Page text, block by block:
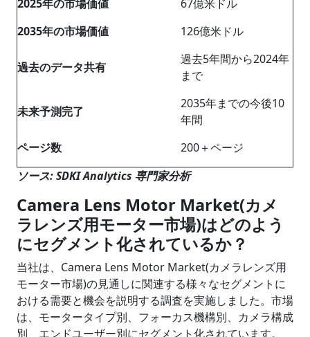
2025年の市場価値
67億米ドル
2035年の市場価値
126億米ドル
過去のデータ共有
過去5年間から2024年
まで
未来予測完了
2035年までの今後10
年間
ページ数
200＋ページ
ソース: SDKI Analytics 専門家分析
Camera Lens Motor Market(カメ
ラレンズ用モーター市場)はどのよう
にセグメント化されているか？
当社は、Camera Lens Motor Market(カメラレンズ用
モーター市場)の見通しに関連する様々なセグメントに
おける需要と機会を説明する調査を実施しました。市場
は、モータータイプ別、フォーカス機構別、カメラ構成
別、エンドユーザー別にセグメント化されています。